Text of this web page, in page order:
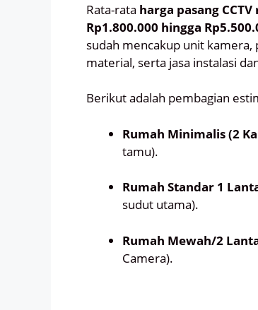
Rata-rata harga pasang
Rp1.800.000 hingga
sudah mencakup unit kamera,
material, serta jasa instalasi
Berikut adalah pembagian
Rumah Minimalis (2
tamu).
Rumah Standar 1
sudut utama).
Rumah Mewah/2
Camera).